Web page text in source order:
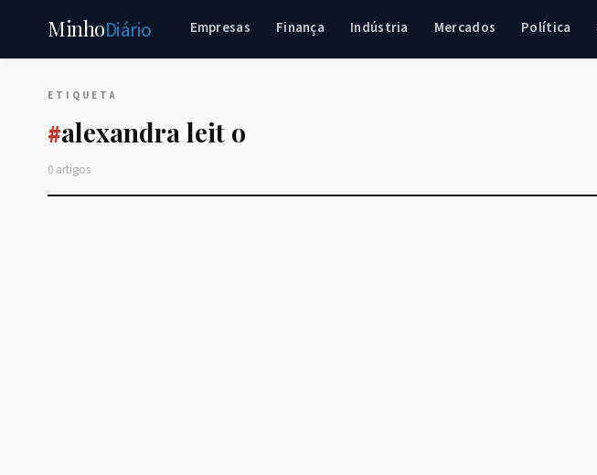
MinhoDiário Empresas Finança Indústria Mercados Política
ETIQUETA
#alexandra leit o
0 artigos